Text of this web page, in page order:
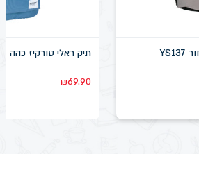
תיק ראלי טורקיז כהה
₪69.90